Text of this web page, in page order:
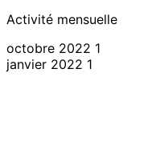
Activité mensuelle
octobre 2022 1
janvier 2022 1